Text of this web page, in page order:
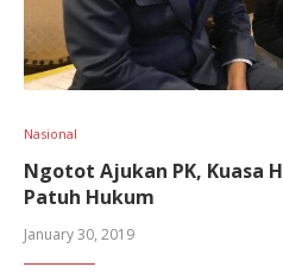
Nasional
Ngotot Ajukan PK, Kuasa
Patuh Hukum
January 30, 2019